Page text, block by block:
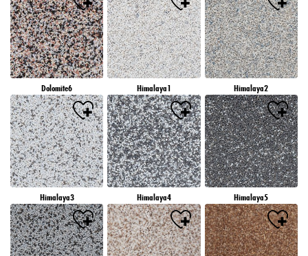
Dolomite6 Himalaya1 Himalaya2
Himalaya3 Himalaya4 Himalaya5